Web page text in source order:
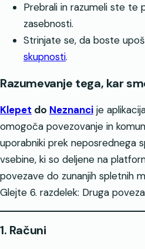
Prebrali in razumeli ste te
zasebnosti.
Strinjate se, da boste
skupnosti.
Razumevanje tega, kar
Klepet do Neznanci je
omogoča povezovanje in
uporabniki prek neposrednega
vsebine, ki so deljene na
povezave do zunanjih spletnih
Glejte 6. razdelek: Druga
1. Računi